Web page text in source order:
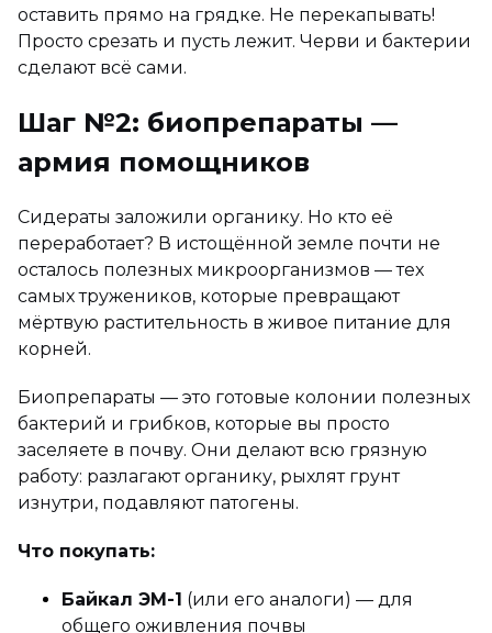
оставить прямо на грядке. Не перекапывать!
Просто срезать и пусть лежит. Черви и бактерии
сделают всё сами.
Шаг №2: биопрепараты —
армия помощников
Сидераты заложили органику. Но кто её
переработает? В истощённой земле почти не
осталось полезных микроорганизмов — тех
самых тружеников, которые превращают
мёртвую растительность в живое питание для
корней.
Биопрепараты — это готовые колонии полезных
бактерий и грибков, которые вы просто
заселяете в почву. Они делают всю грязную
работу: разлагают органику, рыхлят грунт
изнутри, подавляют патогены.
Что покупать:
Байкал ЭМ-1 (или его аналоги) — для
общего оживления почвы